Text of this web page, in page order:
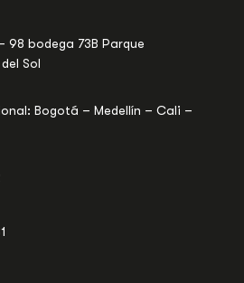
98 bodega 73B Parque
Sol
Bogotá – Medellín – Cali –